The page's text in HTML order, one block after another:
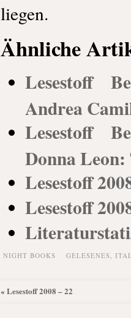
liegen.
Ähnliche
Lesestoff
Andrea
Lesestoff
Donna
Lesestoff
Lesestoff
NIGHT BOOKS GELESENES,
« Lesestoff 2008 – 22